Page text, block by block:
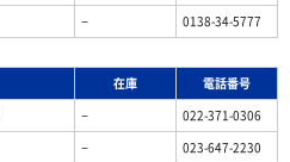
− 0138-34-5777
在庫
電話番号
−
022-371-0306
−
023-647-2230